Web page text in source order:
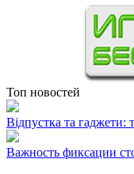
Топ новостей
Відпустка та гаджети:
Важность фиксации